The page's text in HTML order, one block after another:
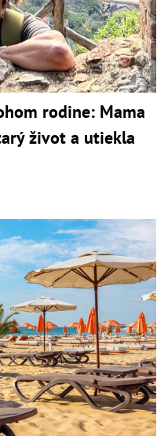
rodine: Mama
život a utiekla